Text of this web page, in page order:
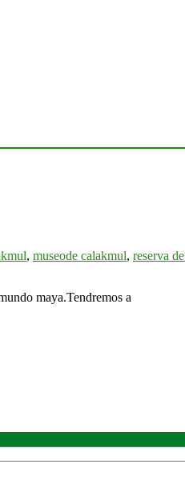
, museode calakmul, reserva
maya.Tendremos a